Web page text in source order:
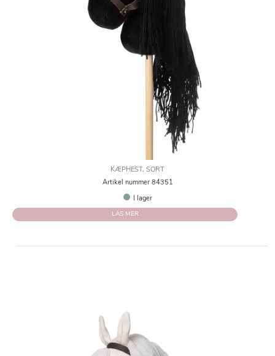
KÆPHEST, SORT
Artikel nummer 84351
I lager
LÄS MER